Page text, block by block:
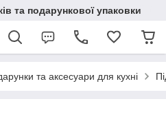
та подарункової упаковки
та аксесуари для кухні